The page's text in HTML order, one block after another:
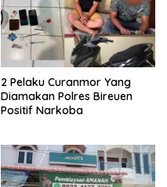
2 Pelaku Curanmor Yang
Diamakan Polres Bireuen
Positif Narkoba